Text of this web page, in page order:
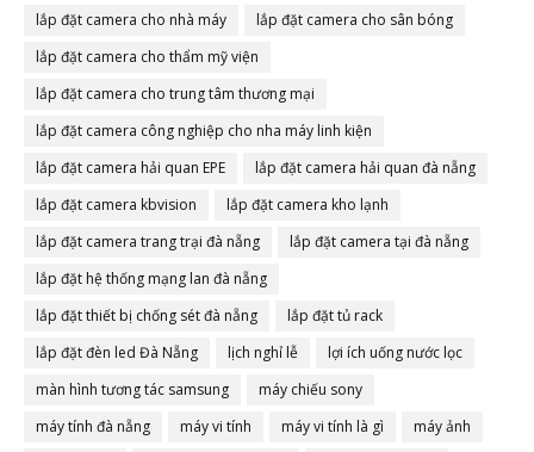
lắp đặt camera cho nhà máy
lắp đặt camera cho sân bóng
lắp đặt camera cho thẩm mỹ viện
lắp đặt camera cho trung tâm thương mại
lắp đặt camera công nghiệp cho nha máy linh kiện
lắp đặt camera hải quan EPE
lắp đặt camera hải quan đà nẵng
lắp đặt camera kbvision
lắp đặt camera kho lạnh
lắp đặt camera trang trại đà nẵng
lắp đặt camera tại đà nẵng
lắp đặt hệ thống mạng lan đà nẵng
lắp đặt thiết bị chống sét đà nẵng
lắp đặt tủ rack
lắp đặt đèn led Đà Nẵng
lịch nghỉ lễ
lợi ích uống nước lọc
màn hình tương tác samsung
máy chiếu sony
máy tính đà nẵng
máy vi tính máy vi tính là gì
máy ảnh